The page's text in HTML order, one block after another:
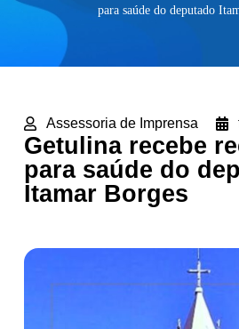
para saúde do deputado
Assessoria de Imprensa
Getulina recebe
para saúde do
Itamar Borges